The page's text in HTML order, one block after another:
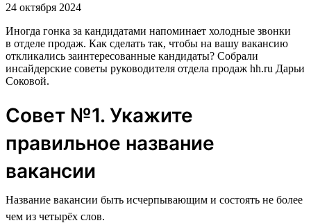
24 октября 2024
Иногда гонка за кандидатами напоминает холодные звонки
в отделе продаж. Как сделать так, чтобы на вашу вакансию
откликались заинтересованные кандидаты? Собрали
инсайдерские советы руководителя отдела продаж hh.ru Дарьи
Соковой.
Совет №1. Укажите
правильное название
вакансии
Название вакансии быть исчерпывающим и состоять не более
чем из четырёх слов.